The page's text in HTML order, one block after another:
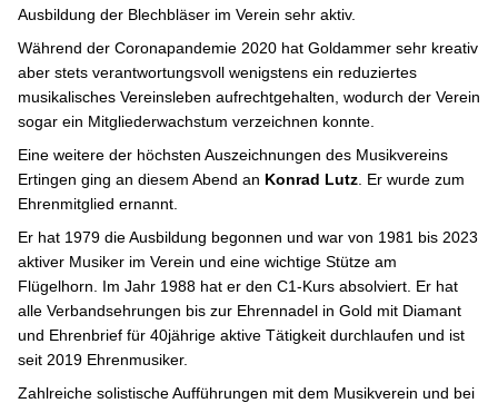
Ausbildung der Blechbläser im Verein sehr aktiv.
Während der Coronapandemie 2020 hat Goldammer sehr kreativ
aber stets verantwortungsvoll wenigstens ein reduziertes
musikalisches Vereinsleben aufrechtgehalten, wodurch der Verein
sogar ein Mitgliederwachstum verzeichnen konnte.
Eine weitere der höchsten Auszeichnungen des Musikvereins
Ertingen ging an diesem Abend an Konrad Lutz . Er wurde zum
Ehrenmitglied ernannt.
Er hat 1979 die Ausbildung begonnen und war von 1981 bis 2023
aktiver Musiker im Verein und eine wichtige Stütze am
Flügelhorn. Im Jahr 1988 hat er den C1-Kurs absolviert. Er hat
alle Verbandsehrungen bis zur Ehrennadel in Gold mit Diamant
und Ehrenbrief für 40jährige aktive Tätigkeit durchlaufen und ist
seit 2019 Ehrenmusiker.
Zahlreiche solistische Aufführungen mit dem Musikverein und bei